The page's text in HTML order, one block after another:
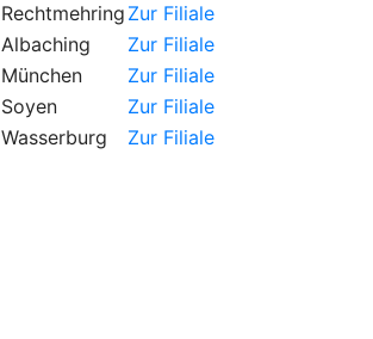
Rechtmehring Zur Filiale
Albaching
Zur Filiale
München
Zur Filiale
Soyen
Zur Filiale
Wasserburg Zur Filiale